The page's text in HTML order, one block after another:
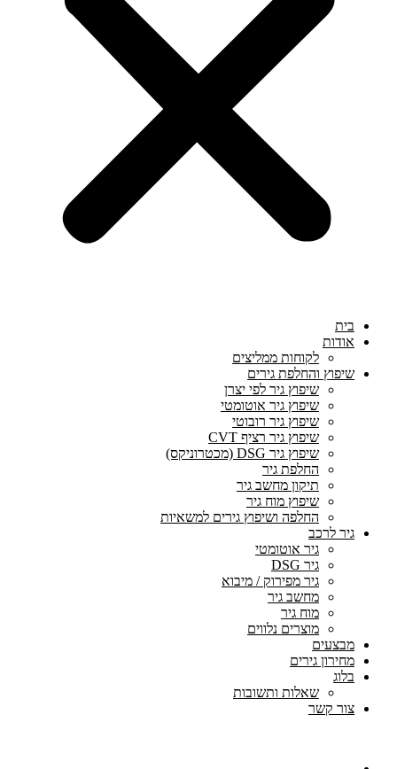
בית
אודות
לקוחות ממליצים
שיפוץ והחלפת גירים
שיפוץ גיר לפי יצרן
שיפוץ גיר אוטומטי
שיפוץ גיר רובוטי
שיפוץ גיר רציף CVT
שיפוץ גיר DSG (מכטרוניקס)
החלפת גיר
תיקון מחשב גיר
שיפוץ מוח גיר
החלפה ושיפוץ גירים למשאיות
גיר לרכב
גיר אוטומטי
גיר DSG
גיר מפירוק / מיבוא
מחשב גיר
מוח גיר
מוצרים נלווים
מבצעים
מחירון גירים
בלוג
שאלות ותשובות
צור קשר